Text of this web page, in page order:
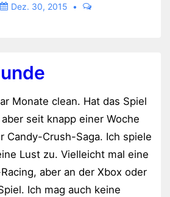
Dez. 30, 2015
Monate clean. Hat das Spiel
seit knapp einer Woche
Candy-Crush-Saga. Ich spiele
Lust zu. Vielleicht mal eine
aber an der Xbox oder
Ich mag auch keine